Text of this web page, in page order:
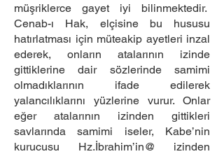
müşriklerce gayet iyi bilinmektedir.
Cenab-ı Hak, elçisine bu hususu
hatırlatması için müteakip ayetleri inzal
ederek, onların atalarının izinde
gittiklerine dair sözlerinde samimi
olmadıklarının ifade edilerek
yalancılıklarını yüzlerine vurur. Onlar
eğer atalarının izinden gittikleri
savlarında samimi iseler, Kabe’nin
kurucusu Hz.İbrahim’in@ izinden